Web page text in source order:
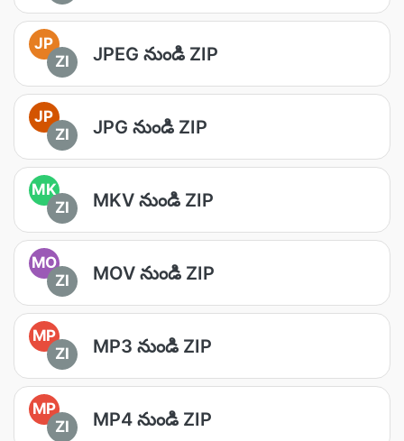
JP
ZI
JPEG నుండి ZIP
JP
ZI
JPG నుండి ZIP
MK
ZI
MKV నుండి ZIP
MO
ZI
MOV నుండి ZIP
MP
ZI
MP3 నుండి ZIP
MP
ZI
MP4 నుండి ZIP